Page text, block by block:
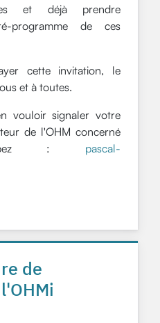
et déjà prendre
programme de ces
cette invitation, le
et à toutes.
vouloir signaler votre
de l'OHM concerné
Lopez : pascal-
de